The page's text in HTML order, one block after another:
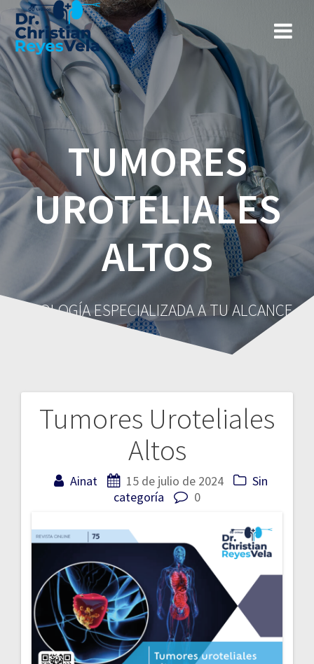
TUMORES
UROTELIALES
ALTOS
UROLOGÍA ESPECIALIZADA A TU ALCANCE
Tumores Uroteliales
Altos
Ainat 15 de julio de 2024
Sin
categoría
0
Navegación
entradas